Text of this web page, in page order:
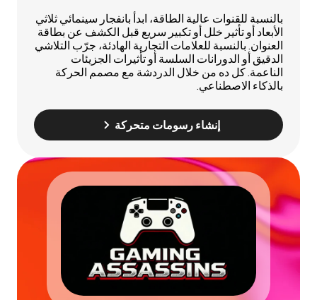
بالنسبة للقنوات عالية الطاقة، ابدأ بانفجار سينمائي ثلاثي
الأبعاد أو تأثير خلل أو تكبير سريع قبل الكشف عن بطاقة
العنوان. بالنسبة للعلامات التجارية الهادئة، جرّب التلاشي
الدقيق أو الدورانات السلسة أو تأثيرات الجزيئات
الناعمة. كل ده من خلال الدردشة مع مصمم الحركة
بالذكاء الاصطناعي.
إنشاء رسومات متحركة